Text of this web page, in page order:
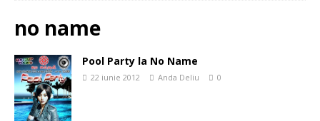
no name
Pool Party la No Name
22 iunie 2012 Anda Deliu 0